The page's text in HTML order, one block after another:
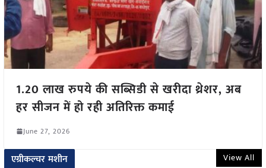
1.20 लाख रुपये की सब्सिडी से खरीदा थ्रेशर, अब
हर सीजन में हो रही अतिरिक्त कमाई
June 27, 2026
एग्रीकल्चर मशीन View All